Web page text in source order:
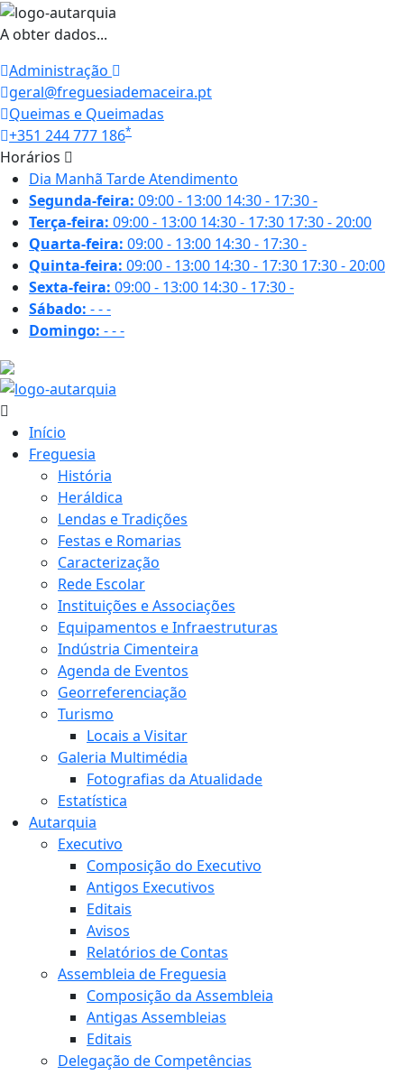
A obter dados...
Administração
geral@freguesiademaceira.pt
Queimas e Queimadas
+351 244 777 186*
Horários
Dia Manhã TardeAtendimento
Segunda-feira: 09:00 - 13:00 14:30 - 17:30-
Terça-feira: 09:00 - 13:00 14:30 - 17:30 17:30 - 20:00
Quarta-feira: 09:00 - 13:00 14:30 - 17:30-
Quinta-feira: 09:00 - 13:00 14:30 - 17:30 17:30 - 20:00
Sexta-feira: 09:00 - 13:00 14:30 - 17:30-
Sábado: ---
Domingo: ---
Início
Freguesia
História
Heráldica
Lendas e Tradições
Festas e Romarias
Caracterização
Rede Escolar
Instituições e Associações
Equipamentos e Infraestruturas
Indústria Cimenteira
Agenda de Eventos
Georreferenciação
Turismo
Locais a Visitar
Galeria Multimédia
Fotografias da Atualidade
Estatística
Autarquia
Executivo
Composição do Executivo
Antigos Executivos
Editais
Avisos
Relatórios de Contas
Assembleia de Freguesia
Composição da Assembleia
Antigas Assembleias
Editais
Delegação de Competências